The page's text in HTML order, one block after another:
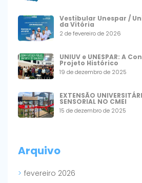
Vestibular Unespar /
da Vitória
2 de fevereiro de 2026
UNIUV e UNESPAR: A
Projeto Histórico
19 de dezembro de 2025
EXTENSÃO
SENSORIAL NO CMEI
15 de dezembro de 2025
Arquivo
fevereiro 2026